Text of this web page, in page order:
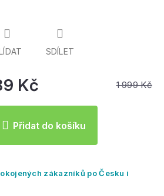
1 999 Kč
Kč
cena:
Přidat do košíku
SDÍLET
zákazníků po Česku i